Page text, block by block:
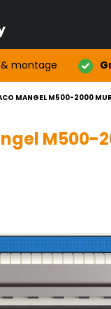
& montage
MANGEL M500-2000
M500-